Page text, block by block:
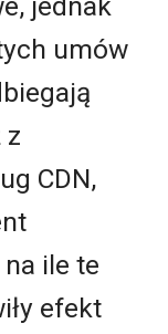
jednak
umów
z
CDN,
ile te
efekt